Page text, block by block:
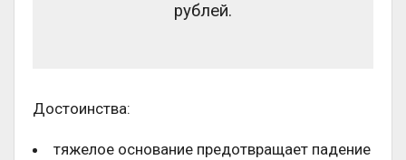
рублей.
Достоинства:
тяжелое основание предотвращает падение